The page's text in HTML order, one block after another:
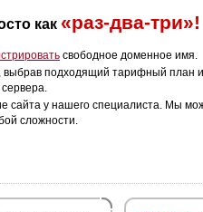
как «раз-два-три»!
свободное доменное имя.
выбрав подходящий тарифный план
сайта у нашего специалиста. Мы
сложности.